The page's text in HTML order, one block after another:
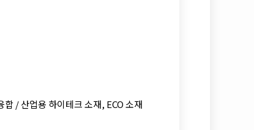
/ 산업용 하이테크 소재, ECO 소재